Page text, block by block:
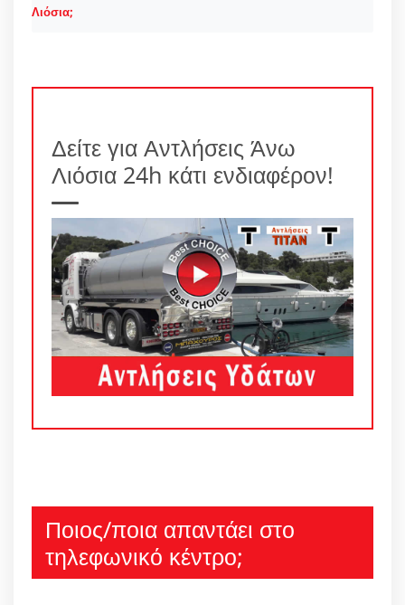
Λιόσια;
Δείτε για Αντλήσεις Άνω
Λιόσια 24h κάτι ενδιαφέρον!
Ποιος/ποια απαντάει στο
τηλεφωνικό κέντρο;